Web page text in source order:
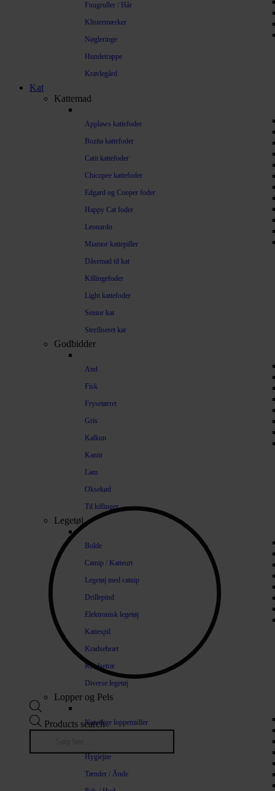
Fnugruller / Hår
Klistermærker
Nøgleringe
Hundetrappe
Kravlegård
Kat
Kattemad
Applaws kattefoder
Bozita kattefoder
Catit kattefoder
Chicopee kattefoder
Edgard og Cooper foder
Happy Cat foder
Leonardo
Miamor kattepiller
Dåsemad til kat
Killingefoder
Light kattefoder
Senior kat
Steriliseret kat
Godbidder
And
Fisk
Frysetørret
Gris
Kalkun
Kanin
Lam
Oksekød
Til killinger
Legetøj
Bolde
Catnip / Katteurt
Legetøj med catnip
Drillepind
Elektronisk legetøj
Kattespil
Kradsebræt
Kradsetræ
Diverse legetøj
Lopper og Pels
Naturlige loppemidler
Hygiejne
Tænder / Ånde
Products search